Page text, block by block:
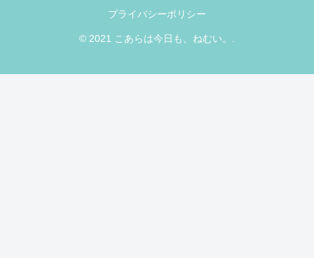
プライバシーポリシー
© 2021 こあらは今日も、ねむい。.